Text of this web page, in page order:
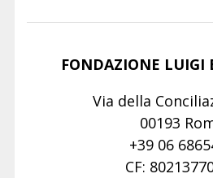
FONDAZIONE LUIGI
Via della
00193
+39 06
CF: